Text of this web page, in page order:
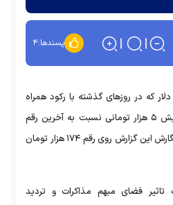
پسندها:۴
که در روز‌های گذشته با رکود همراه
بود، در معاملات امروز با افزایش ۵ هزار تومانی نسبت به آخرین رقم
معاملاتی روز گذشته تا لحظه نگارش این گزارش روی رقم ۱۷۴ هزار تومان
فضای مبهم مذاکرات و تردید